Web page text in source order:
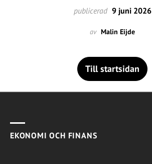
publicerad 9 juni 2026
av Malin Eijde
Till startsidan
EKONOMI OCH FINANS